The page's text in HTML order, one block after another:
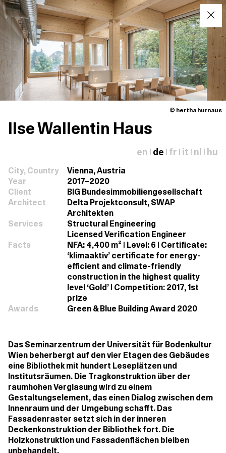
© hertha hurnaus
Ilse Wallentin Haus
en de fr it nl hu
City, Country
Vienna, Austria
Year
2017–2020
Client
BIG Bundesimmobiliengesellschaft
Architect
Delta Projektconsult, SWAP
Architekten
Services
Structural Engineering
Licensed Verification Engineer
Facts
NFA: 4,400 m² | Level: 6 | Certificate:
‘klimaaktiv’ certificate for energy-
efficient and climate-friendly
construction in the highest quality
level ‘Gold’ | Competition: 2017, 1st
prize
Awards
Green & Blue Building Award 2020
Das Seminarzentrum der Universität für Bodenkultur
Wien beherbergt auf den vier Etagen des Gebäudes
eine Bibliothek mit hundert Leseplätzen und
Institutsräumen. Die Tragkonstruktion über der
raumhohen Verglasung wird zu einem
Gestaltungselement, das einen Dialog zwischen dem
Innenraum und der Umgebung schafft. Das
Fassadenraster setzt sich in der inneren
Deckenkonstruktion der Bibliothek fort. Die
Holzkonstruktion und Fassadenflächen bleiben